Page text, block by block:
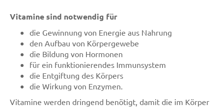
Vitamine sind notwendig für
die Gewinnung von Energie aus Nahrung
den Aufbau von Körpergewebe
die Bildung von Hormonen
für ein funktionierendes Immunsystem
die Entgiftung des Körpers
die Wirkung von Enzymen.
Vitamine werden dringend benötigt, damit die im Körper